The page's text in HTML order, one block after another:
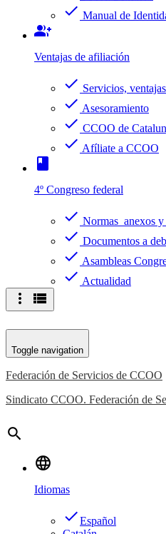
check Manual de
group_add
Ventajas de afiliación
check Servicios,
check Asesoramiento
check CCOO de
check Afíliate a CCOO
book
4º Congreso federal
check Normas anexos y
check Documentos a
check Asambleas
check Actualidad
more_vert view_list
Toggle navigation
Federación de Servicios de CCOO
Sindicato CCOO. Federación de
search
language
Idiomas
doneEspañol